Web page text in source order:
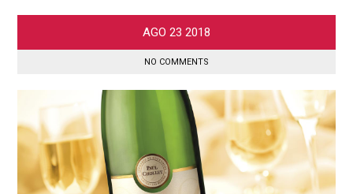
AGO 23 2018
NO COMMENTS